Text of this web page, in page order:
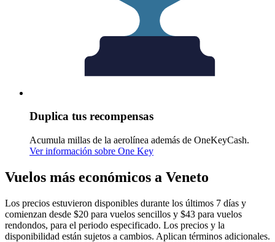
Duplica tus recompensas
Acumula millas de la aerolínea además de OneKeyCash.
Ver información sobre One Key
Vuelos más económicos a Veneto
Los precios estuvieron disponibles durante los últimos 7 días y
comienzan desde $20 para vuelos sencillos y $43 para vuelos
rendondos, para el periodo especificado. Los precios y la
disponibilidad están sujetos a cambios. Aplican términos adicionales.